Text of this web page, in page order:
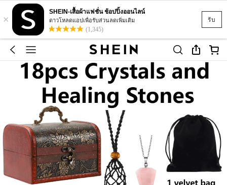
รับ
×
SHEIN-เสื้อผ้าแฟชั่น ช้อปปิ้งออนไลน์
ดาวโหลดแอปเพื่อรับส่วนลดเพิ่มเติม
(1,345)